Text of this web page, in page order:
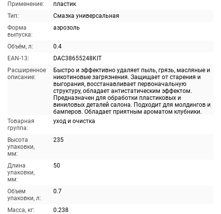
Применение:
пластик
Тип:
Смазка универсальная
Форма
выпуска:
аэрозоль
Объём, л:
0.4
EAN-13:
DAC38655248KIT
Расширенное
описание:
Быстро и эффективно удаляет пыль, грязь, масляные и
никотиновые загрязнения. Защищает от старения и
выгорания, восстанавливает первоначальную
структуру, обладает антистатическим эффектом.
Предназначен для обработки пластиковых и
виниловых деталей салона. Подходит для молдингов и
бамперов. Обладает приятным ароматом клубники.
Товарная
группа:
уход и очистка
Высота
упаковки,
мм:
235
Длина
упаковки,
мм:
50
Объем
упаковки, л:
0.7
Масса, кг:
0.238